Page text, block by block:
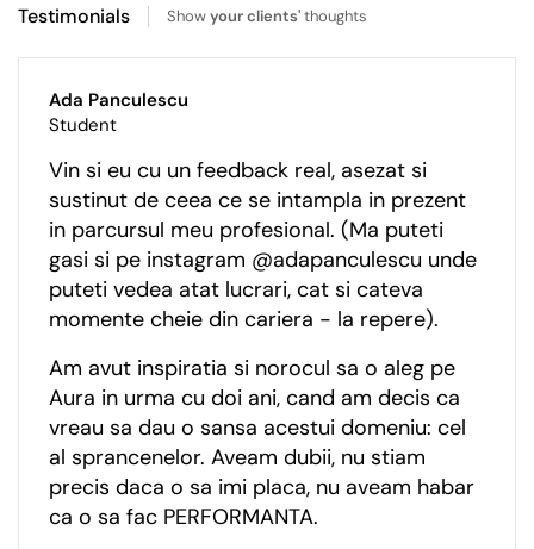
Testimonials Showyour clients'thoughts
Ada Panculescu
Student
Vin si eu cu un feedback real, asezat si
sustinut de ceea ce se intampla in prezent
in parcursul meu profesional. (Ma puteti
gasi si pe instagram @adapanculescu unde
puteti vedea atat lucrari, cat si cateva
momente cheie din cariera - la repere).
Am avut inspiratia si norocul sa o aleg pe
Aura in urma cu doi ani, cand am decis ca
vreau sa dau o sansa acestui domeniu: cel
al sprancenelor. Aveam dubii, nu stiam
precis daca o sa imi placa, nu aveam habar
ca o sa fac PERFORMANTA.